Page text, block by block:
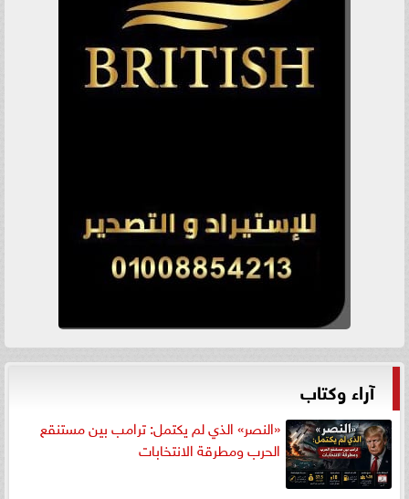
آراء وكتاب
«النصر» الذي لم يكتمل: ترامب بين مستنقع
الحرب ومطرقة الانتخابات